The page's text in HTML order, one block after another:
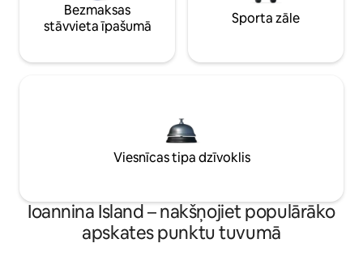
Bezmaksas
stāvvieta īpašumā
Sporta zāle
Viesnīcas tipa dzīvoklis
Ioannina Island – nakšņojiet populārāko
apskates punktu tuvumā